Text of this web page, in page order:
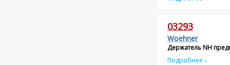
03293
Woehner
Держатель NH
Подробнее ↓